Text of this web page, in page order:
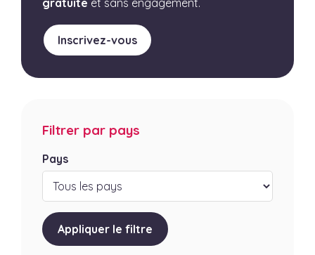
gratuite et sans engagement.
Inscrivez-vous
Filtrer par pays
Pays
Appliquer le filtre